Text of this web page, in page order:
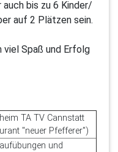
bis zu 6 Kinder/
auf 2 Plätzen sein.
viel Spaß und Erfolg
TA TV Cannstatt
"neuer Pfefferer")
und